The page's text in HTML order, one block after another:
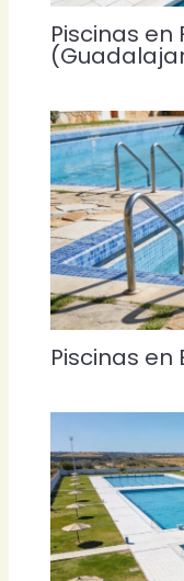
Piscinas en
Piscinas